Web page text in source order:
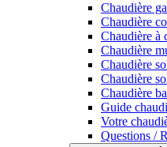
Chaudière
Chaudière
Chaudière à
Chaudière
Chaudière
Chaudière
Chaudière
Guide
Votre
Questions /